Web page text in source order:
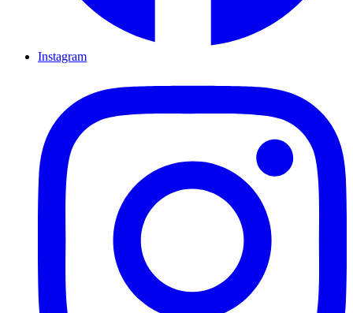
Instagram